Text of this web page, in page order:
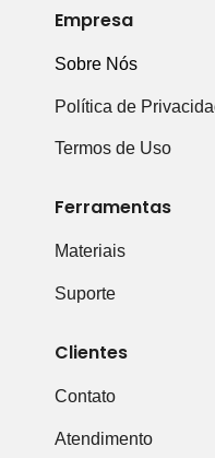
Empresa
Sobre Nós
Política de
Termos de Uso
Ferramentas
Materiais
Suporte
Clientes
Contato
Atendimento